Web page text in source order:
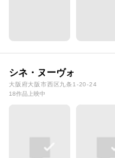
シネ・ヌーヴォ
大阪府大阪市西区九条1-20-24
18作品上映中